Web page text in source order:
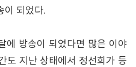
이 되었다.
에 방송이 되었다면 많은 이야
도 지난 상태에서 정선희가 등